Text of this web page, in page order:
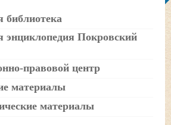
библиотека
энциклопедия Покровский
правовой центр
материалы
материалы